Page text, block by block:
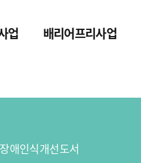
업 배리어프리사업
애인식개선도서